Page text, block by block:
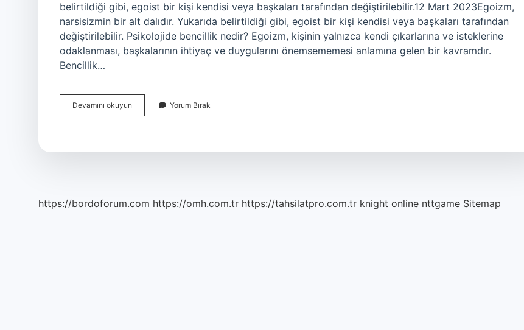
belirtildiği gibi, egoist bir kişi kendisi veya başkaları tarafından değiştirilebilir.12 Mart 2023Egoizm,
narsisizmin bir alt dalıdır. Yukarıda belirtildiği gibi, egoist bir kişi kendisi veya başkaları tarafından
değiştirilebilir. Psikolojide bencillik nedir? Egoizm, kişinin yalnızca kendi çıkarlarına ve isteklerine
odaklanması, başkalarının ihtiyaç ve duygularını önemsememesi anlamına gelen bir kavramdır.
Bencillik…
Devamını okuyun Bencillik
Bir
Yorum Bırak
https://bordoforum.com https://omh.com.tr https://tahsilatpro.com.tr knight online nttgame Sitemap